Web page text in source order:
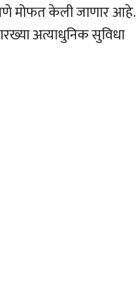
मोफत केली जाणार आहे.
अत्याधुनिक सुविधा